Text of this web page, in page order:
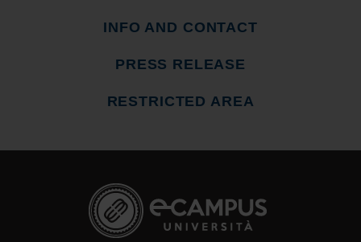
INFO AND CONTACT
PRESS RELEASE
RESTRICTED AREA